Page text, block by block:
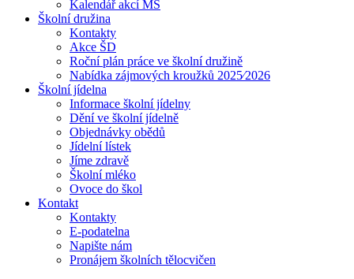
Kalendář akcí MŠ
Školní družina
Kontakty
Akce ŠD
Roční plán práce ve školní družině
Nabídka zájmových kroužků 2025⁄2026
Školní jídelna
Informace školní jídelny
Dění ve školní jídelně
Objednávky obědů
Jídelní lístek
Jíme zdravě
Školní mléko
Ovoce do škol
Kontakt
Kontakty
E-podatelna
Napište nám
Pronájem školních tělocvičen